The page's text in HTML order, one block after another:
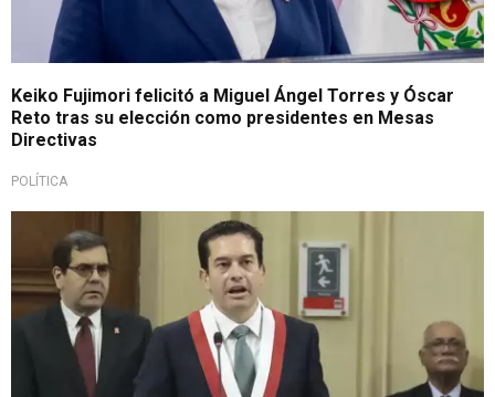
Keiko Fujimori felicitó a Miguel Ángel Torres y Óscar
Reto tras su elección como presidentes en Mesas
Directivas
POLÍTICA
Llama al consenso